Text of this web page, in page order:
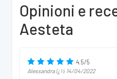
Opinioni e
Aesteta
4.5/5
Alessandraï¿½ 14/04/2022